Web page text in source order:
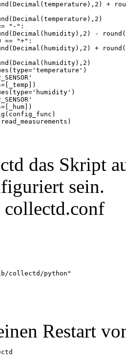
+
"-":
-
== "+":
+
das Skript
sein.
collectd.conf
collectd/python"
Restart